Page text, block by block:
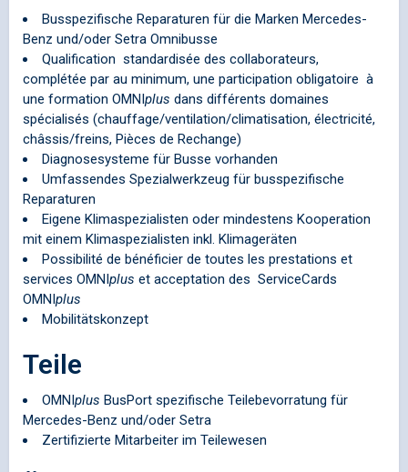
Busspezifische Reparaturen für die Marken Mercedes-
Benz und/oder Setra Omnibusse
Qualification standardisée des collaborateurs,
complétée par au minimum, une participation obligatoire à
une formation OMNIplus dans différents domaines
spécialisés (chauffage/ventilation/climatisation, électricité,
châssis/freins, Pièces de Rechange)
Diagnosesysteme für Busse vorhanden
Umfassendes Spezialwerkzeug für busspezifische
Reparaturen
Eigene Klimaspezialisten oder mindestens Kooperation
mit einem Klimaspezialisten inkl. Klimageräten
Possibilité de bénéficier de toutes les prestations et
services OMNIplus et acceptation des ServiceCards
OMNIplus
Mobilitätskonzept
Teile
OMNIplus BusPort spezifische Teilebevorratung für
Mercedes-Benz und/oder Setra
Zertifizierte Mitarbeiter im Teilewesen